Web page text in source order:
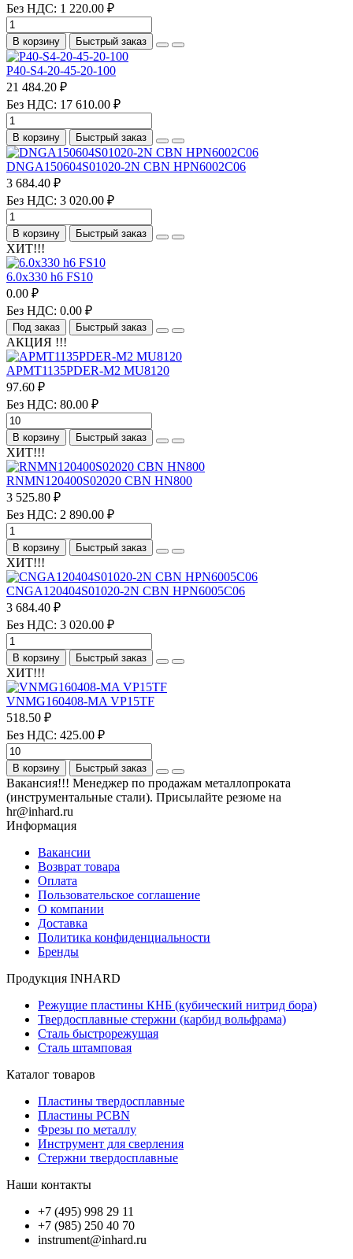
Без НДС: 1 220.00 ₽
В корзину Быстрый заказ
P40-S4-20-45-20-100
21 484.20 ₽
Без НДС: 17 610.00 ₽
В корзину Быстрый заказ
DNGA150604S01020-2N CBN HPN6002C06
3 684.40 ₽
Без НДС: 3 020.00 ₽
В корзину Быстрый заказ
ХИТ!!!
6.0х330 h6 FS10
0.00 ₽
Без НДС: 0.00 ₽
Под заказ Быстрый заказ
АКЦИЯ !!!
APMT1135PDER-M2 MU8120
97.60 ₽
Без НДС: 80.00 ₽
В корзину Быстрый заказ
ХИТ!!!
RNMN120400S02020 CBN HN800
3 525.80 ₽
Без НДС: 2 890.00 ₽
В корзину Быстрый заказ
ХИТ!!!
CNGA120404S01020-2N CBN HPN6005C06
3 684.40 ₽
Без НДС: 3 020.00 ₽
В корзину Быстрый заказ
ХИТ!!!
VNMG160408-MA VP15TF
518.50 ₽
Без НДС: 425.00 ₽
В корзину Быстрый заказ
Вакансия!!! Менеджер по продажам металлопроката
(инструментальные стали). Присылайте резюме на
hr@inhard.ru
Информация
Вакансии
Возврат товара
Оплата
Пользовательское соглашение
О компании
Доставка
Политика конфиденциальности
Бренды
Продукция INHARD
Режущие пластины КНБ (кубический нитрид бора)
Твердосплавные стержни (карбид вольфрама)
Сталь быстрорежущая
Сталь штамповая
Каталог товаров
Пластины твердосплавные
Пластины PCBN
Фрезы по металлу
Инструмент для сверления
Стержни твердосплавные
Наши контакты
+7 (495) 998 29 11
+7 (985) 250 40 70
instrument@inhard.ru